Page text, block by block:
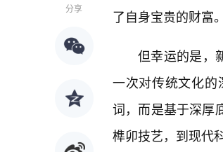
分享
了自身宝贵的财富。
但幸运的是，
一次对传统文化的
词，而是基于深厚
榫卯技艺，到现代